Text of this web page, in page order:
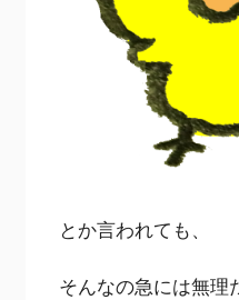
とか言われても、
そんなの急には無理